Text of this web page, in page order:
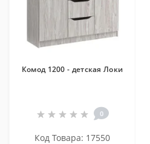
Комод 1200 - детская Локи
0
Код Товара: 17550